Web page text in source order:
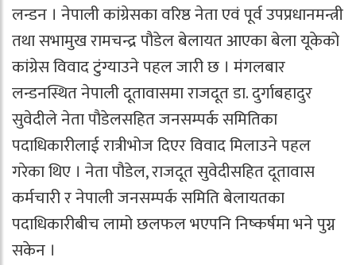
लन्डन । नेपाली कांग्रेसका वरिष्ठ नेता एवं पूर्व उपप्रधानमन्त्री
तथा सभामुख रामचन्द्र पौडेल बेलायत आएका बेला यूकेको
कांग्रेस विवाद टुंग्याउने पहल जारी छ । मंगलबार
लन्डनस्थित नेपाली दूतावासमा राजदूत डा. दुर्गाबहादुर
सुवेदीले नेता पौडेलसहित जनसम्पर्क समितिका
पदाधिकारीलाई रात्रीभोज दिएर विवाद मिलाउने पहल
गरेका थिए । नेता पौडेल, राजदूत सुवेदीसहित दूतावास
कर्मचारी र नेपाली जनसम्पर्क समिति बेलायतका
पदाधिकारीबीच लामो छलफल भएपनि निष्कर्षमा भने पुग्न
सकेन ।